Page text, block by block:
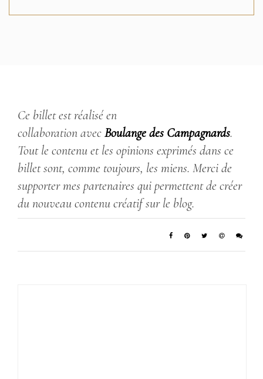
Ce billet est réalisé en
collaboration avecBoulange des Campagnards.
Tout le contenu et les opinions exprimés dans ce
billet sont, comme toujours, les miens. Merci de
supporter mes partenaires qui permettent de créer
du nouveau contenu créatif sur le blog.